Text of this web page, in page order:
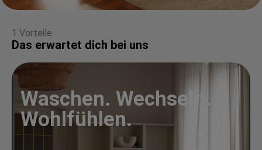
1 Vorteile
Das erwartet dich bei uns
Waschen. Wechseln.
Wohlfühlen.